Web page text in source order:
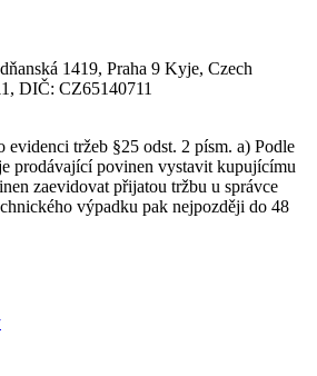
1419, Praha 9 Kyje, Czech
DIČ: CZ65140711
evidenci tržeb §25 odst. 2 písm. a) Podle
prodávající povinen vystavit kupujícímu
zaevidovat přijatou tržbu u správce
výpadku pak nejpozději do 48